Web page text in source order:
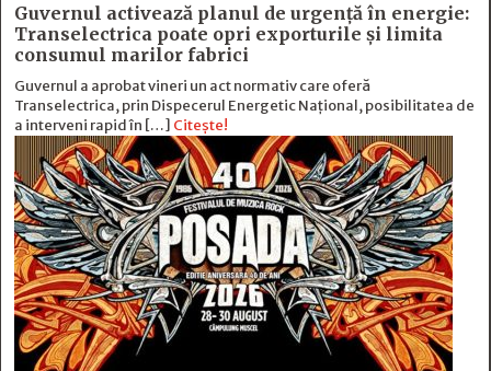
Guvernul activează planul de urgență în energie:
Transelectrica poate opri exporturile și limita
consumul marilor fabrici
Guvernul a aprobat vineri un act normativ care oferă
Transelectrica, prin Dispecerul Energetic Național, posibilitatea de
a interveni rapid în […] Citește!